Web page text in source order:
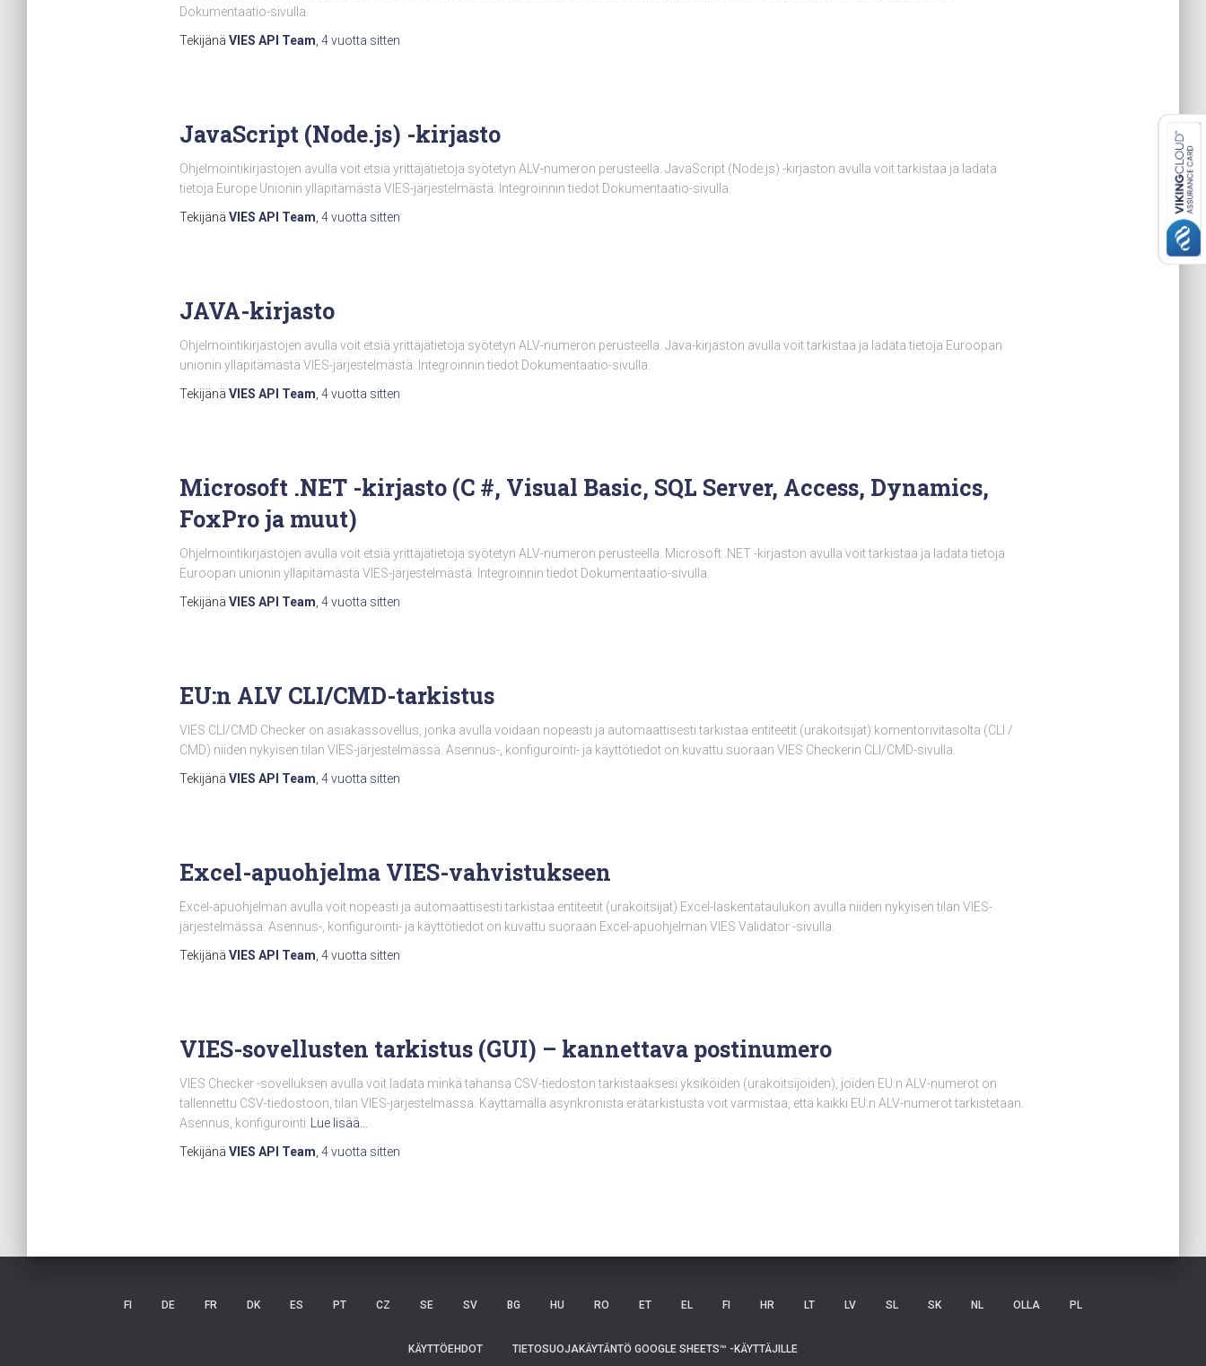
Dokumentaatio-sivulla.
Tekijänä VIES API Team 4 vuotta sitten
JavaScript (Node.js) -kirjasto
Ohjelmointikirjastojen avulla voit etsiä yrittäjätietoja syötetyn ALV-numeron perusteella. JavaScript (Node.js) -kirjaston avulla voit tarkistaa ja ladata
tietoja Europe Unionin ylläpitämästä VIES-järjestelmästä. Integroinnin tiedot Dokumentaatio-sivulla.
Tekijänä VIES API Team 4 vuotta sitten
JAVA-kirjasto
Ohjelmointikirjastojen avulla voit etsiä yrittäjätietoja syötetyn ALV-numeron perusteella. Java-kirjaston avulla voit tarkistaa ja ladata tietoja Euroopan
unionin ylläpitämästä VIES-järjestelmästä. Integroinnin tiedot Dokumentaatio-sivulla.
Tekijänä VIES API Team 4 vuotta sitten
Microsoft .NET -kirjasto (C #, Visual Basic, SQL Server, Access, Dynamics,
FoxPro ja muut)
Ohjelmointikirjastojen avulla voit etsiä yrittäjätietoja syötetyn ALV-numeron perusteella. Microsoft .NET -kirjaston avulla voit tarkistaa ja ladata tietoja
Euroopan unionin ylläpitämästä VIES-järjestelmästä. Integroinnin tiedot Dokumentaatio-sivulla.
Tekijänä VIES API Team 4 vuotta sitten
EU:n ALV CLI/CMD-tarkistus
VIES CLI/CMD Checker on asiakassovellus, jonka avulla voidaan nopeasti ja automaattisesti tarkistaa entiteetit (urakoitsijat) komentorivitasolta (CLI /
CMD) niiden nykyisen tilan VIES-järjestelmässä. Asennus-, konfigurointi- ja käyttötiedot on kuvattu suoraan VIES Checkerin CLI/CMD-sivulla.
Tekijänä VIES API Team 4 vuotta sitten
Excel-apuohjelma VIES-vahvistukseen
Excel-apuohjelman avulla voit nopeasti ja automaattisesti tarkistaa entiteetit (urakoitsijat) Excel-laskentataulukon avulla niiden nykyisen tilan VIES-
järjestelmässä. Asennus-, konfigurointi- ja käyttötiedot on kuvattu suoraan Excel-apuohjelman VIES Validator -sivulla.
Tekijänä VIES API Team 4 vuotta sitten
VIES-sovellusten tarkistus (GUI) – kannettava postinumero
VIES Checker -sovelluksen avulla voit ladata minkä tahansa CSV-tiedoston tarkistaaksesi yksiköiden (urakoitsijoiden), joiden EU:n ALV-numerot on
tallennettu CSV-tiedostoon, tilan VIES-järjestelmässä. Käyttämällä asynkronista erätarkistusta voit varmistaa, että kaikki EU:n ALV-numerot tarkistetaan.
Asennus, konfigurointi
Lue lisää…
Tekijänä VIES API Team 4 vuotta sitten
FI DE FR DK ES PT CZ SE SV BG HU RO ET EL FI HR LT LV SL SK NL OLLA PL
KÄYTTÖEHDOT TIETOSUOJAKÄYTÄNTÖ GOOGLE SHEETS™ -KÄYTTÄJILLE